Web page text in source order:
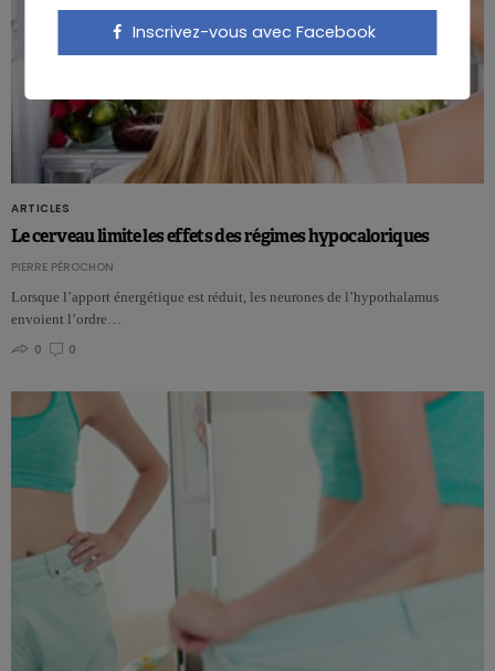
ARTICLES
Le cerveau limite les effets des régimes hypocaloriques
PIERRE PÉROCHON
Lorsque l’apport énergétique est réduit, les neurones de l’hypothalamus
envoient l’ordre…
0
0
Inscrivez-vous avec Facebook